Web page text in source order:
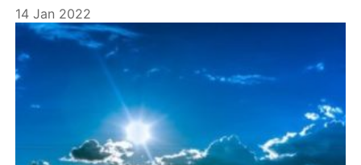
y
14 Jan 2022